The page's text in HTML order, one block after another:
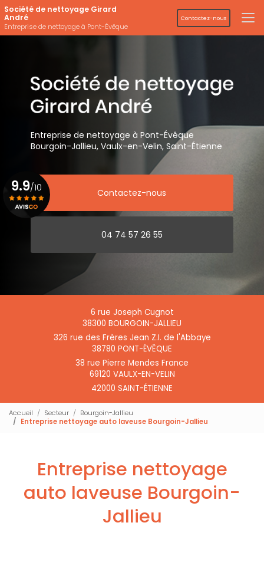
Aller
au
contenu
principal
Société de nettoyage Girard
André
Entreprise de nettoyage à Pont-Évêque
Contactez-nous
Entreprise de nettoyage à Pont-Évêque
Bourgoin-Jallieu, Vaulx-en-Velin, Saint-Étienne
Contactez-nous
04 74 57 26 55
6 rue Joseph Cugnot
38300 BOURGOIN-JALLIEU
326 rue des Frères Jean Z.I. de l'Abbaye
38780 PONT-ÉVÊQUE
38 rue Pierre Mendes France
69120 VAULX-EN-VELIN
42000 SAINT-ÉTIENNE
9.9/10
Accueil Secteur
Bourgoin-Jallieu
Entreprise nettoyage auto laveuse Bourgoin-Jallieu
Entreprise nettoyage
auto laveuse Bourgoin-
Jallieu